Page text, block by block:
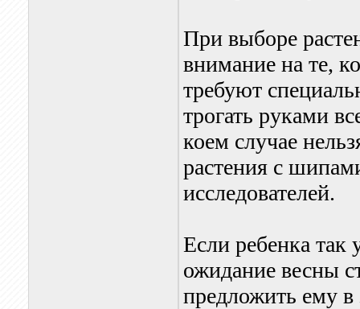
При выборе
внимание на те,
требуют
трогать руками
коем случае
растения с
исследователей.
Если ребенка так
ожидание весны
предложить ему